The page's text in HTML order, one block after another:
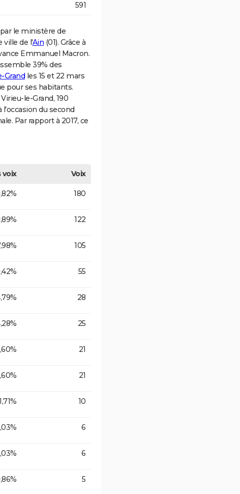
591
le ministère de
ville de l'Ain (01). Grâce à
Emmanuel Macron.
39% des
Grand les 15 et 22 mars
pour ses habitants.
le-Grand, 190
du second
Par rapport à 2017, ce
voix
Voix
180
122
105
55
28
25
21
21
10
6
6
5